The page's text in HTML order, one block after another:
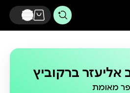
אליעזר ברקוביץ
מאומת